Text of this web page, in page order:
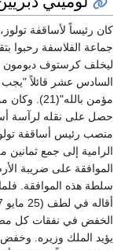
كان رئيساً لأساقفة
جماعة الفلاسفة
ليخلف كرستوف دبومون
السادس عشر قائلاً "يجب
مؤمن
حصل على نقله لرآسة
منصب رئيس أساقفة
الرامية إلى جمع ثمانين
الموافقة على ضريبة
سلطة هذه الموافقة.
الخفض في نفقات كل
يؤيد الملك وزيره.